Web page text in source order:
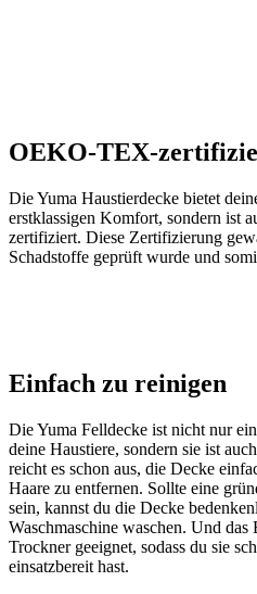
OEKO-TEX-
Die Yuma Haustierdecke bietet
erstklassigen Komfort, sondern ist
zertifiziert. Diese Zertifizierung
Schadstoffe geprüft wurde und
Einfach zu reinigen
Die Yuma Felldecke ist nicht nur
deine Haustiere, sondern sie ist
reicht es schon aus, die Decke
Haare zu entfernen. Sollte eine
sein, kannst du die Decke
Waschmaschine waschen. Und das
Trockner geeignet, sodass du sie
einsatzbereit hast.